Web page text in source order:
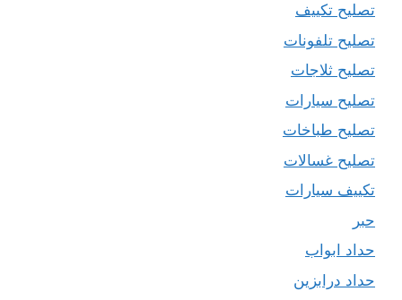
تصليح تكييف
تصليح تلفونات
تصليح ثلاجات
تصليح سيارات
تصليح طباخات
تصليح غسالات
تكييف سيارات
حبر
حداد ابواب
حداد درابزين